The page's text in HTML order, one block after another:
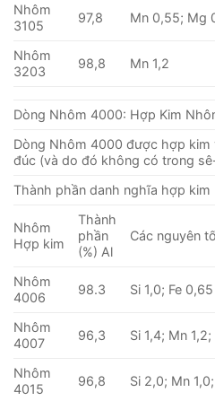
Nhôm
3105
97,8 Mn 0,55; Mg
Nhôm
3203
98,8 Mn 1,2
Dòng Nhôm 4000: Hợp Kim
Dòng Nhôm 4000 được hợp kim
đúc (và do đó không có trong
Thành phần danh nghĩa hợp
Nhôm
Hợp kim
Thành
phần
(%) Al
Các nguyên
Nhôm
4006
98.3 Si 1,0; Fe 0,65
Nhôm
4007
96,3 Si 1,4; Mn
Nhôm
4015
96,8 Si 2,0; Mn